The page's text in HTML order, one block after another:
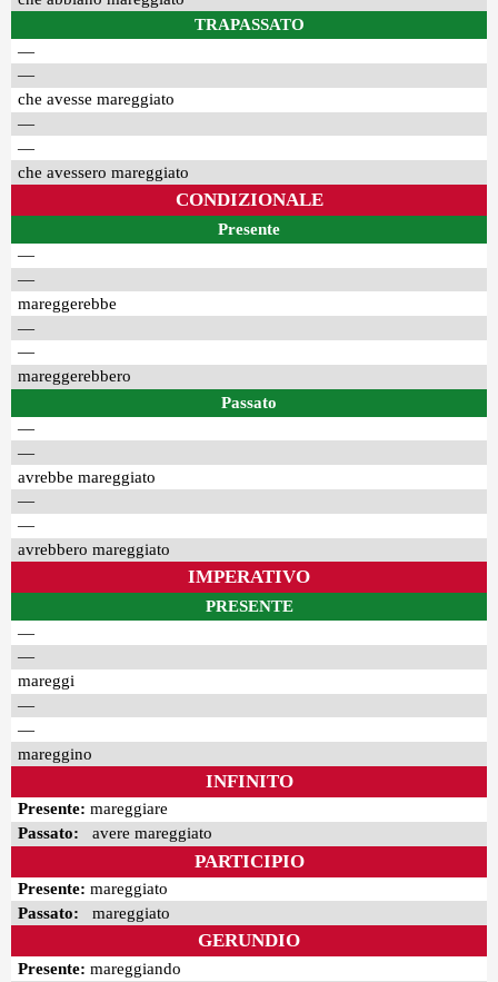
TRAPASSATO
—
—
che avesse mareggiato
—
—
che avessero mareggiato
CONDIZIONALE
Presente
—
—
mareggerebbe
—
—
mareggerebbero
Passato
—
—
avrebbe mareggiato
—
—
avrebbero mareggiato
IMPERATIVO
PRESENTE
—
—
mareggi
—
—
mareggino
INFINITO
Presente: mareggiare
Passato: avere mareggiato
PARTICIPIO
Presente: mareggiato
Passato: mareggiato
GERUNDIO
Presente: mareggiando